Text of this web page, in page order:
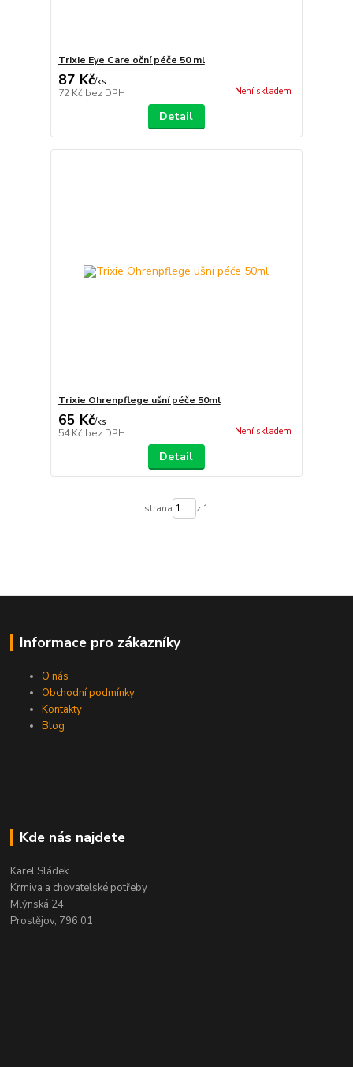
Trixie Eye Care oční péče 50 ml
87 Kč/ks
72 Kč bez DPH Není skladem
Detail
Trixie Ohrenpflege ušní péče 50ml
65 Kč/ks
54 Kč bez DPH Není skladem
Detail
strana z 1
Informace pro zákazníky
O nás
Obchodní podmínky
Kontakty
Blog
Kde nás najdete
Karel Sládek
Krmiva a chovatelské potřeby
Mlýnská 24
Prostějov, 796 01